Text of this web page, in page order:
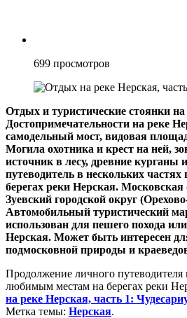
699 просмотров
Отдых и туристические стоянки
Достопримечательности на реке
самодельный мост, видовая
Могила охотника и крест на ней,
источник в лесу, древние курганы
путеводитель в нескольких
берегах реки Нерская. Московская
Зуевский городской округ
Автомобильный туристический
использован для пешего похода
Нерская. Может быть интересен
подмосковной природы и
Продолжение личного путеводителя
любимым местам на берегах реки
на реке Нерская, часть 1:
Метка темы: Нерская.